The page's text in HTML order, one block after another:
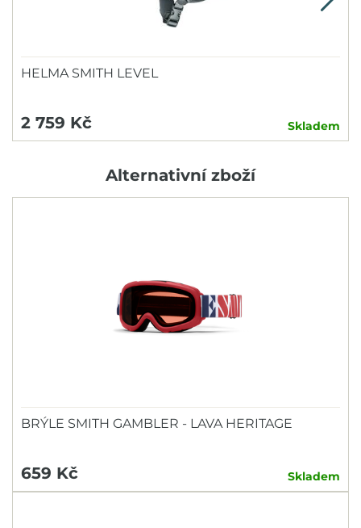
HELMA SMITH LEVEL
2 759 Kč Skladem
Alternativní zboží
BRÝLE SMITH GAMBLER - LAVA HERITAGE
659 Kč Skladem